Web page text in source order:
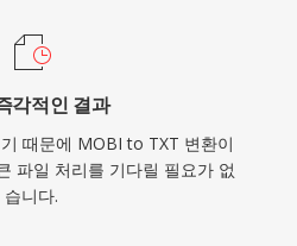
각적인 결과
때문에 MOBI to TXT 변환이
파일 처리를 기다릴 필요가 없
습니다.